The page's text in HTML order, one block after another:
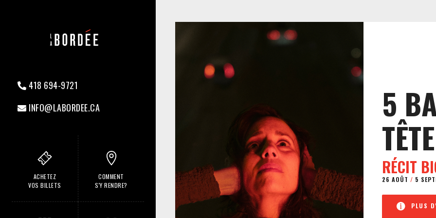
418 694-9721
INFO@LABORDEE.CA
ACHETEZ
VOS BILLETS
COMMENT
S'Y RENDRE?
5
TÊTE
RÉCIT
26 AOÛT / 5
PLUS